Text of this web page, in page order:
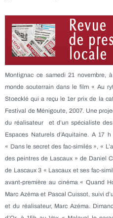
Montignac ce samedi 21 novembre,
monde souterrain dans le film « Au
Stoecklé qui a reçu le 1er prix de la
Festival de Ménigoute, 2007. Une
du réalisateur et d’un spécialiste
Espaces Naturels d’Aquitaine. A 17
« Dans le secret des fac-similés », «
des peintres de Lascaux » de Daniel
de Lascaux 3 « Lascaux et ses fac-
avant-première au cinéma « Quand
Marc Azéma et Pascal Cuissot, suivi
et du réalisateur, Marc Azéma.